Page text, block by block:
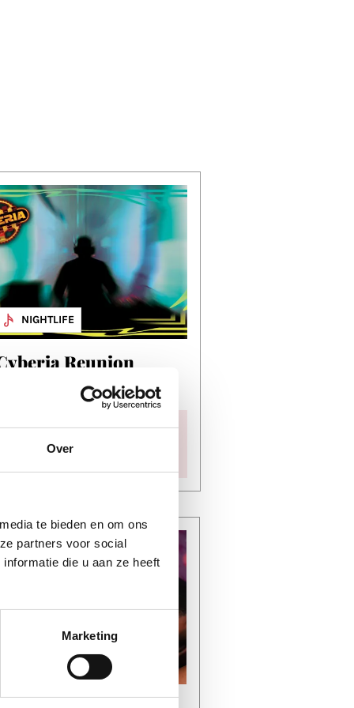
Over
te bieden en om ons
partners voor social
die u aan ze heeft
Marketing
NIGHTLIFE
Reunion
vr 28 aug
20:50 - 02:00
NIGHTLIFE